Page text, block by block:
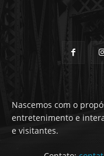
Nascemos com o
entretenimento e
e visitantes.